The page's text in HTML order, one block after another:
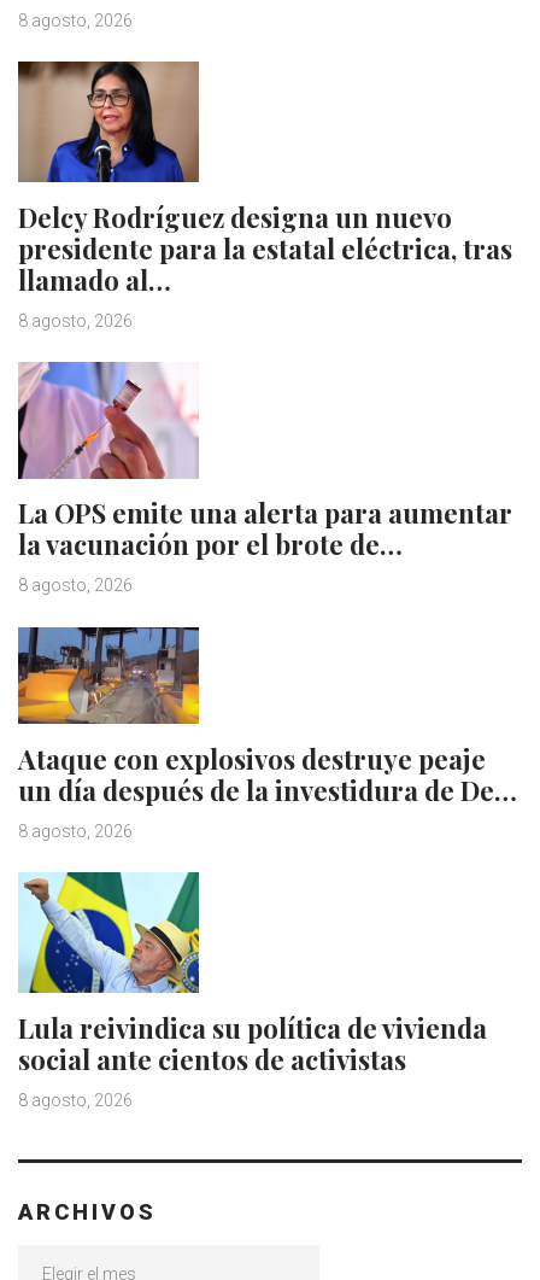
8 agosto, 2026
Delcy Rodríguez designa un nuevo
presidente para la estatal eléctrica, tras
llamado al…
8 agosto, 2026
La OPS emite una alerta para aumentar
la vacunación por el brote de…
8 agosto, 2026
Ataque con explosivos destruye peaje
un día después de la investidura de De…
8 agosto, 2026
Lula reivindica su política de vivienda
social ante cientos de activistas
8 agosto, 2026
ARCHIVOS